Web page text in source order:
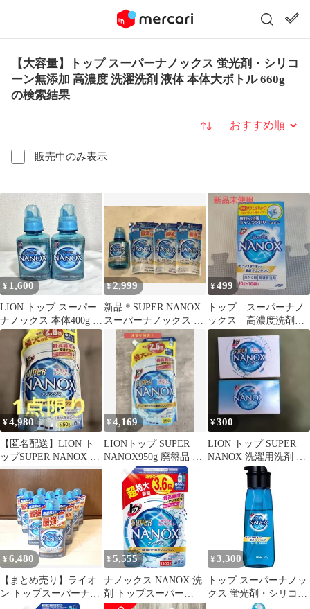
【大容量】トップ スーパーナノックス 蛍光剤・シリコ
ーン無添加 高濃度 洗濯洗剤 液体 本体大ボトル 660g
の検索結果
販売中のみ表示
並び替え
¥ 1,600
LION トップ スーパー
ナノックス 本体400g 2
本 洗剤 ライオン 新品
¥2,999
新品＊SUPER NANOX
スーパーナノックス 本
体+液体洗剤 350g×3
¥499
トップ スーパーナノ
ックス 高濃度洗剤洗
濯用 10ｇ×10袋 液体
¥4,980
【匿名配送】LION ト
ップSUPER NANOX 液
体洗剤 950g 廃盤品
¥4,169
LIONトップ SUPER
NANOX950g 廃盤品 未
使用 おまけ付き
¥300
LION トップ SUPER
NANOX 洗濯用洗剤 2
点セット
¥6,480
【まとめ売り】ライオ
ン トップスーパーナノ
ックス本体10個
¥ 5,555
ナノックス NANOX 洗
剤 トップスーパー
NANOX 詰替用超特大
¥ 3,300
トップ スーパーナノッ
クス 蛍光剤・シリコー
ン無添加 高濃度 洗濯洗